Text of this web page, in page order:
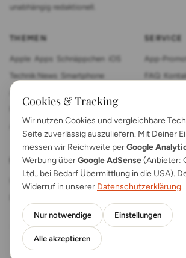
unabhängig redaktionell.
THEMEN
Apple Apps Schnäppchen
Technik News
Smartphone
Anleitungen Gadgets
SERVICE
App-
FAQ
RECHTLICHES
© 2026 AppTicker News · Als Amazon-Partner
Cookies & Tracking
Wir nutzen Cookies und vergleichbare
Seite zuverlässig auszuliefern. Mit Deiner
messen wir Reichweite perGoogle
Werbung überGoogle AdSense(Anbieter:
Ltd., bei Bedarf Übermittlung in die USA).
Widerruf in unserer Datenschutzerklärung.
Nur notwendige Einstellungen
Alle akzeptieren